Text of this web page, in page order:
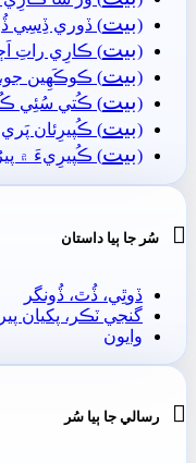
(بيت) ڏوري ڏِسِي
(بيت) ڪارِي راتِ
(بيت) ڪوڪَھِين
(بيت) ڪُتي سُئِي
(بيت) ڪُپيرِئان پَري
(بيت) ڪُپيرِيءَ ۾
 سُر جا ٻيا داستان
ڏوٿِي، ڏُٿ، ڏُونگر
گنجي ٽڪر، پکيان پير
وايون
 رسالي جا ٻيا سُر